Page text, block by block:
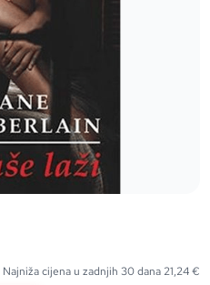
Najniža cijena u zadnjih 30 dana 21,24€